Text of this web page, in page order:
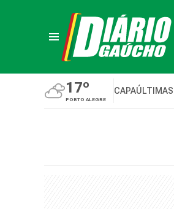
17º
PORTO ALEGRE
CAPAÚLTIMAS